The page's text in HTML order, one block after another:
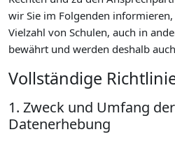
wir Sie im Folgenden
Vielzahl von Schulen, auch in
bewährt und werden deshalb
Vollständige
1. Zweck und Umfang
Datenerhebung